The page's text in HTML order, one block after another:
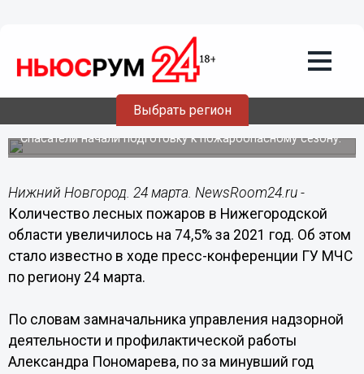
Выбрать регион
Количество лесных пожаров в
Нижегородской области увеличилось
Спасатели начали подготовку к пожароопасному сезону.
Нижний Новгород. 24 марта. NewsRoom24.ru -
Количество лесных пожаров в Нижегородской
области увеличилось на 74,5% за 2021 год. Об этом
стало известно в ходе пресс-конференции ГУ МЧС
по региону 24 марта.
По словам замначальника управления надзорной
деятельности и профилактической работы
Александра Пономарева, по за минувший год